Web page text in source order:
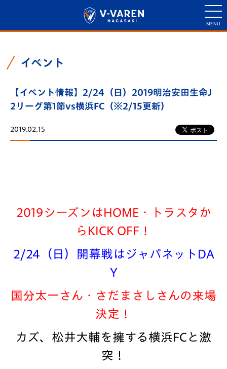
イベント
【イベント情報】2/24（日）2019明治安田生命J
2リーグ第1節vs横浜FC（※2/15更新）
2019.02.15
2019シーズンはHOME・トラスタか
らKICK OFF！
2/24（日）開幕戦はジャパネットDA
Y
国分太一さん・さだまさしさんの来場
決定！
カズ、松井大輔を擁する横浜FCと激
突！